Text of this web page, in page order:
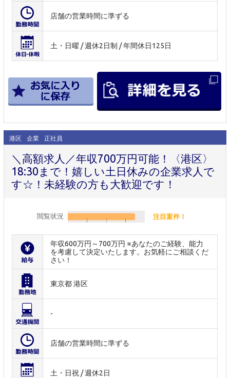
店舗の営業時間に準ずる
土・日曜 / 週休2日制 / 年間休日125日
港区 企業 正社員
＼高額求人／年収700万円可能！〈港区〉
18:30まで！嬉しい土日休みの企業求人で
す☆！未経験の方も大歓迎です！
閲覧状況 注目案件！
年収600万円～700万円 ※あなたのご経験、能力
を考慮して決定いたします。お気軽にご相談くだ
さい！
東京都 港区
-
店舗の営業時間に準ずる
土・日祝 / 週休2日